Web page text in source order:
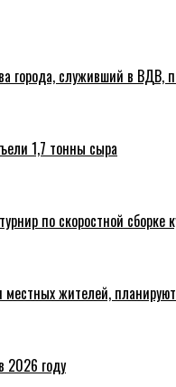
города, служивший в ВДВ,
1,7 тонны сыра
по скоростной сборке
жителей, планируют
2026 году